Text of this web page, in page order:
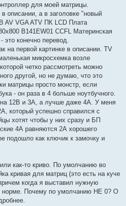
для моей матрицы.
в описании, а в заголовке "новый
AV VGA ATV ПК LCD Плата
B141EW01 CCFL Материнская
конечно перевод.
на первой картинке в описании. TV
микросхемка возле
четко рассмотреть можно
другой, но не думаю, что это
матрицы просто монстр, если
- он раза в 4 больше ноутбучного.
на 12В и 3А, а лучше даже 4А. У меня
который успешно справился с
хотят чтобы у них сразу и БП
4А равняются 2А хорошего
подошло как ключик к замочку и
как-то криво. По умолчанию во
кривая для матриц (это есть на куче
когда я выставил нужную
норме. Почему по умолчанию НЕ 0? О